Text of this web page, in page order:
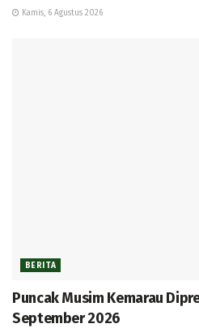
Kamis, 6 Agustus 2026
BERITA
Puncak Musim Kemarau
September 2026